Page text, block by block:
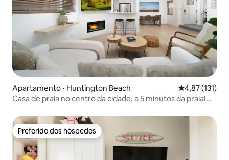
Apartamento ⋅ Huntington Beach 4,87 de uma
4,87 (131)
Casa de praia no centro da cidade, a 5 minutos da praia!
Preferido dos hóspedes
Preferido dos hóspedes